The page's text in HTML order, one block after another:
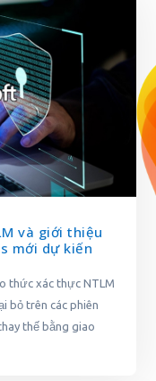
và giới thiệu
mới dự kiến
thức xác thực NTLM
bỏ trên các phiên
thế bằng giao